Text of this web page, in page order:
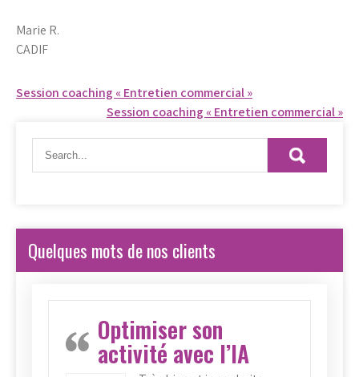
Marie R.
CADIF
Navigation
l’article
Session coaching « Entretien commercial »
Session coaching « Entretien commercial »
Quelques mots de nos clients
Optimiser son
activité avec l’IA